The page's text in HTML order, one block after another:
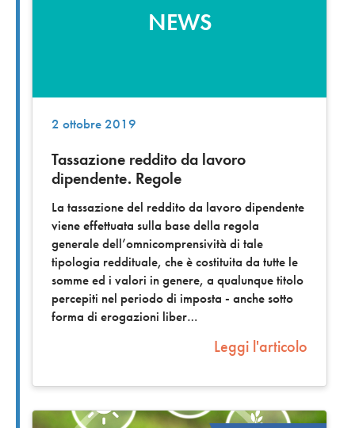
NEWS
2 ottobre 2019
Tassazione reddito da lavoro
dipendente. Regole
La tassazione del reddito da lavoro dipendente
viene effettuata sulla base della regola
generale dell’omnicomprensività di tale
tipologia reddituale, che è costituita da tutte le
somme ed i valori in genere, a qualunque titolo
percepiti nel periodo di imposta - anche sotto
forma di erogazioni liber
Leggi l'articolo